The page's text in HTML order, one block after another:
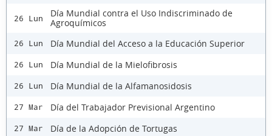
26 Lun
Día Mundial contra el Uso Indiscriminado de
Agroquímicos
26 Lun Día Mundial del Acceso a la Educación Superior
26 Lun Día Mundial de la Mielofibrosis
26 Lun Día Mundial de la Alfamanosidosis
27 Mar Día del Trabajador Previsional Argentino
27 Mar Día de la Adopción de Tortugas